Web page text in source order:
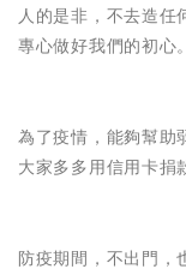
人的是非，不去造任
專心做好我們的初心。
為了疫情，能夠幫助
大家多多用信用卡捐
防疫期間，不出門，